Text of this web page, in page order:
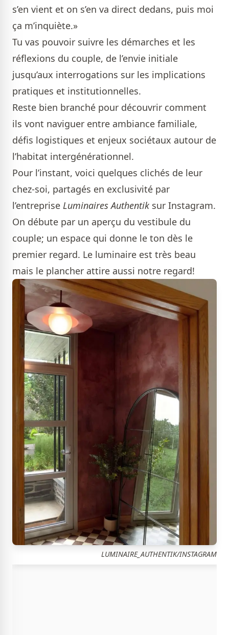
s’en vient et on s’en va direct dedans, puis moi
ça m’inquiète.»
Tu vas pouvoir suivre les démarches et les
réflexions du couple, de l’envie initiale
jusqu’aux interrogations sur les implications
pratiques et institutionnelles.
Reste bien branché pour découvrir comment
ils vont naviguer entre ambiance familiale,
défis logistiques et enjeux sociétaux autour de
l’habitat intergénérationnel.
Pour l’instant, voici quelques clichés de leur
chez-soi, partagés en exclusivité par
l’entreprise Luminaires Authentik sur Instagram.
On débute par un aperçu du vestibule du
couple; un espace qui donne le ton dès le
premier regard. Le luminaire est très beau
mais le plancher attire aussi notre regard!
LUMINAIRE_AUTHENTIK/INSTAGRAM